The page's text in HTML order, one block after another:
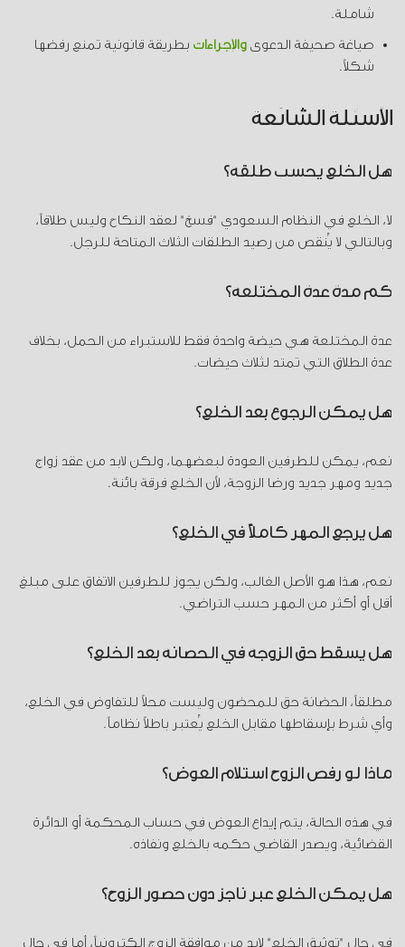
شاملة.
صياغة صحيفة الدعوىوالإجراءات بطريقة قانونية تمنع رفضها
شكلاً.
الأسئلة الشائعة
هل الخلع يحسب طلقة؟
لا، الخلع في النظام السعودي "فسخ" لعقد النكاح وليس طلاقاً،
وبالتالي لا يُنقص من رصيد الطلقات الثلاث المتاحة للرجل.
كم مدة عدة المختلعة؟
عدة المختلعة هي حيضة واحدة فقط للاستبراء من الحمل، بخلاف
عدة الطلاق التي تمتد لثلاث حيضات.
هل يمكن الرجوع بعد الخلع؟
نعم، يمكن للطرفين العودة لبعضهما، ولكن لابد من عقد زواج
جديد ومهر جديد ورضا الزوجة، لأن الخلع فرقة بائنة.
هل يرجع المهر كاملاً في الخلع؟
نعم، هذا هو الأصل الغالب، ولكن يجوز للطرفين الاتفاق على مبلغ
أقل أو أكثر من المهر حسب التراضي.
هل يسقط حق الزوجة في الحضانة بعد الخلع؟
مطلقاً، الحضانة حق للمحضون وليست محلاً للتفاوض في الخلع،
وأي شرط بإسقاطها مقابل الخلع يُعتبر باطلاً نظاماً.
ماذا لو رفض الزوج استلام العوض؟
في هذه الحالة، يتم إيداع العوض في حساب المحكمة أو الدائرة
القضائية، ويصدر القاضي حكمه بالخلع ونفاذه.
هل يمكن الخلع عبر ناجز دون حضور الزوج؟
في حال "توثيق الخلع" لابد من موافقة الزوج إلكترونياً، أما في حال